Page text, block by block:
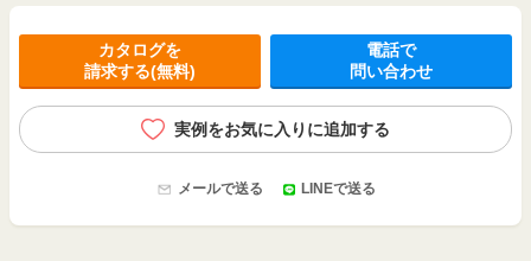
カタログを
請求する(無料)
電話で
問い合わせ
実例をお気に入りに追加する
メールで送る LINEで送る